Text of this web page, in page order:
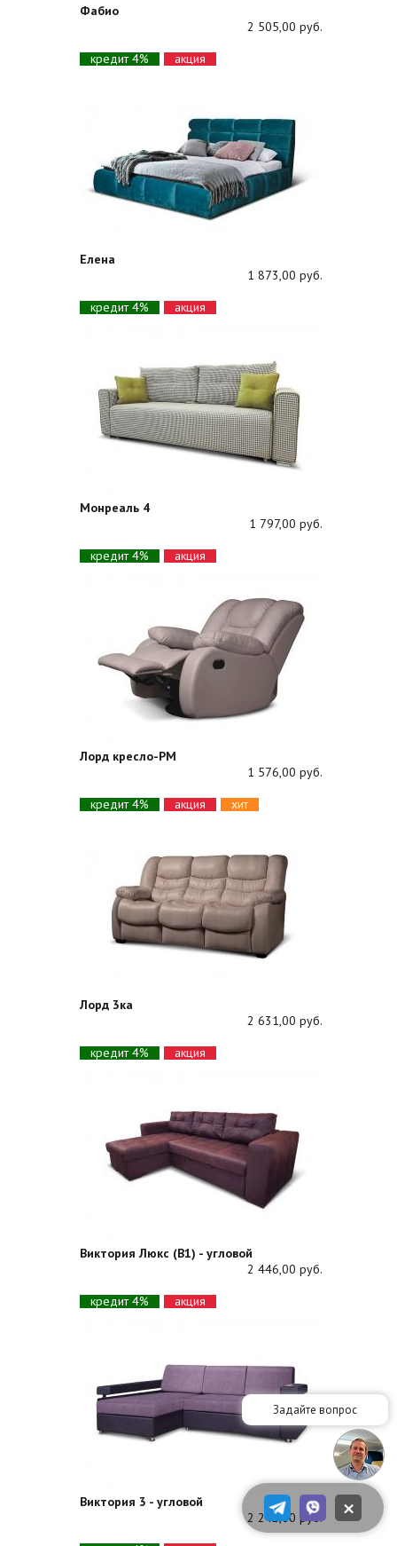
Фабио
2 505,00 руб.
кредит 4%
акция
Елена
1 873,00 руб.
кредит 4%
акция
Монреаль 4
1 797,00 руб.
кредит 4%
акция
Лорд кресло-РМ
1 576,00 руб.
кредит 4%
акция хит
Лорд 3ка
2 631,00 руб.
кредит 4%
акция
Виктория Люкс (В1) - угловой
2 446,00 руб.
кредит 4%
акция
Виктория 3 - угловой
2 242,00 руб.
×